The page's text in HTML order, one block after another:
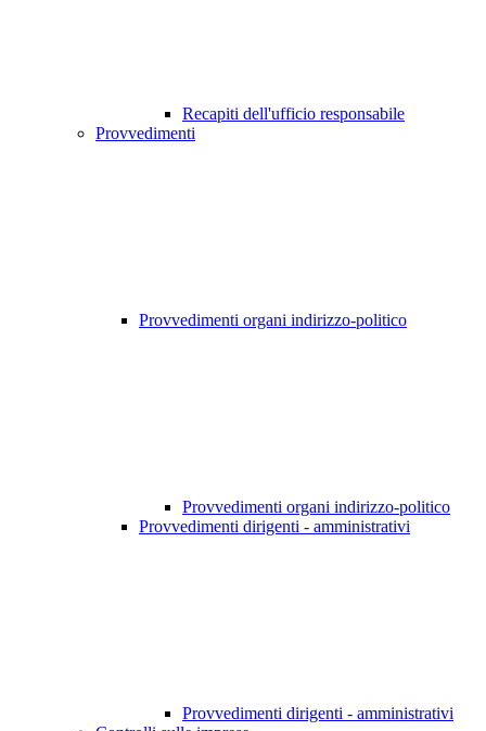
Recapiti dell'ufficio responsabile
Provvedimenti
Provvedimenti organi indirizzo-politico
Provvedimenti organi indirizzo-politico
Provvedimenti dirigenti - amministrativi
Provvedimenti dirigenti - amministrativi